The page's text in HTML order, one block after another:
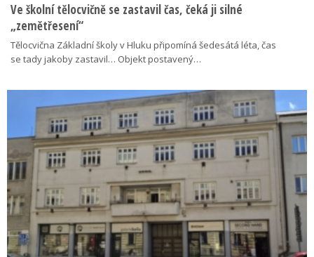
Ve školní tělocvičně se zastavil čas, čeká ji silné
„zemětřesení“
Tělocvična Základní školy v Hluku připomíná šedesátá léta, čas
se tady jakoby zastavil… Objekt postavený…